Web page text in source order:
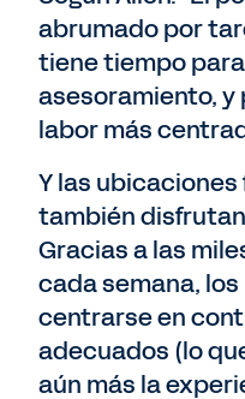
abrumado por
tiene tiempo
asesoramiento, y
labor más
Y las
también
Gracias a las
cada semana,
centrarse en
adecuados (lo
aún más la